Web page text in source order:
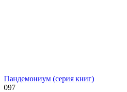
Пандемониум (серия книг)
097